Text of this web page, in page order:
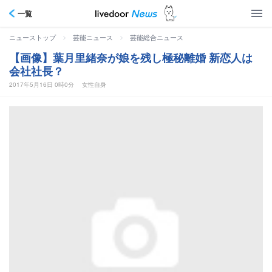
一覧
ニューストップ > 芸能ニュース > 芸能総合ニュース
【画像】葉月里緒奈が娘を残し極秘離婚 新恋人は
会社社長？
2017年5月16日 0時0分 女性自身